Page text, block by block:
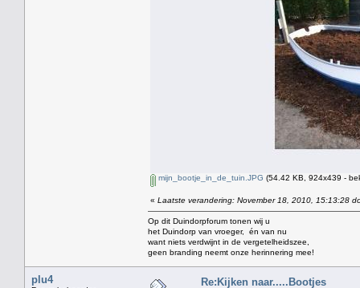
mijn_bootje_in_de_tuin.JPG (54.42 KB, 924x439 -
« Laatste verandering: November 18, 2010, 15:13:28
Op dit Duindorpforum tonen wij u
het Duindorp van vroeger, én van nu
want niets verdwijnt in de vergetelheidszee,
geen branding neemt onze herinnering mee!
plu4 Re:Kijken naar.....Bootjes